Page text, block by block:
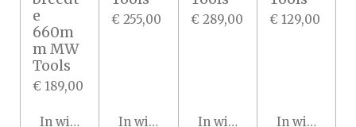
e
660m
m MW
Tools
€ 189,00
In winkelwagen
€ 255,00
In winkelwagen
€ 289,00
In winkelwagen
€ 129,00
In